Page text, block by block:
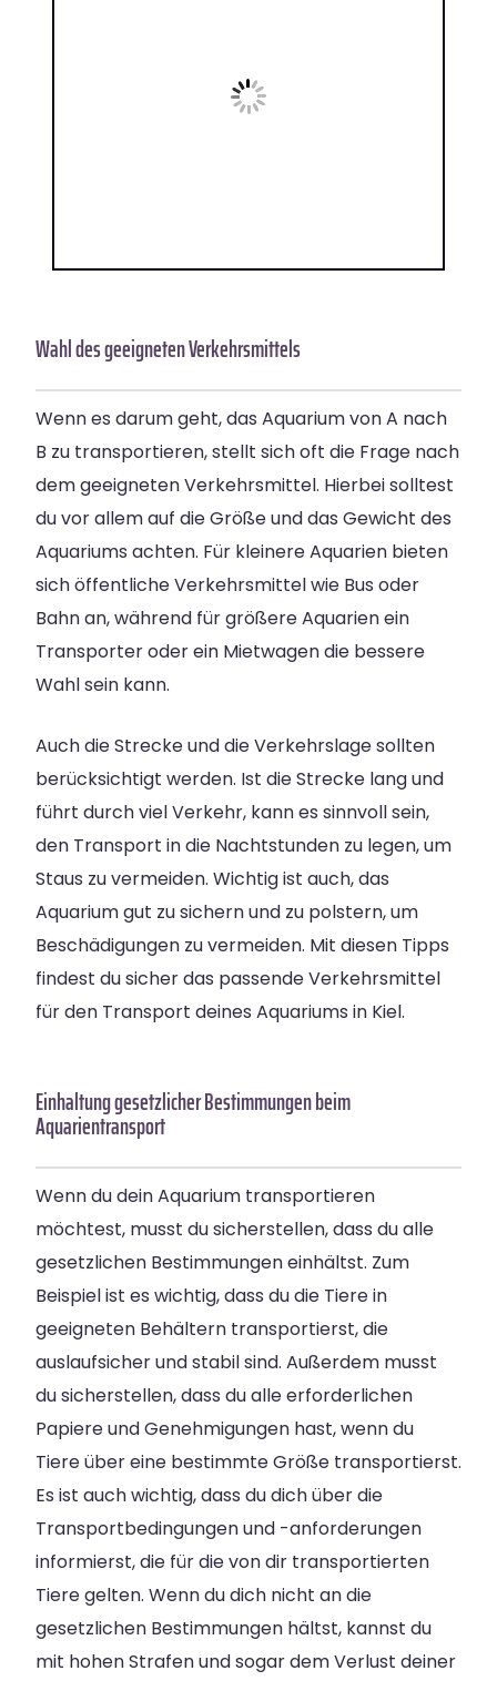
Wahl des geeigneten Verkehrsmittels
Wenn es darum geht, das Aquarium von A nach
B zu transportieren, stellt sich oft die Frage nach
dem geeigneten Verkehrsmittel. Hierbei solltest
du vor allem auf die Größe und das Gewicht des
Aquariums achten. Für kleinere Aquarien bieten
sich öffentliche Verkehrsmittel wie Bus oder
Bahn an, während für größere Aquarien ein
Transporter oder ein Mietwagen die bessere
Wahl sein kann.
Auch die Strecke und die Verkehrslage sollten
berücksichtigt werden. Ist die Strecke lang und
führt durch viel Verkehr, kann es sinnvoll sein,
den Transport in die Nachtstunden zu legen, um
Staus zu vermeiden. Wichtig ist auch, das
Aquarium gut zu sichern und zu polstern, um
Beschädigungen zu vermeiden. Mit diesen Tipps
findest du sicher das passende Verkehrsmittel
für den Transport deines Aquariums in Kiel.
Einhaltung gesetzlicher Bestimmungen beim
Aquarientransport
Wenn du dein Aquarium transportieren
möchtest, musst du sicherstellen, dass du alle
gesetzlichen Bestimmungen einhältst. Zum
Beispiel ist es wichtig, dass du die Tiere in
geeigneten Behältern transportierst, die
auslaufsicher und stabil sind. Außerdem musst
du sicherstellen, dass du alle erforderlichen
Papiere und Genehmigungen hast, wenn du
Tiere über eine bestimmte Größe transportierst.
Es ist auch wichtig, dass du dich über die
Transportbedingungen und -anforderungen
informierst, die für die von dir transportierten
Tiere gelten. Wenn du dich nicht an die
gesetzlichen Bestimmungen hältst, kannst du
mit hohen Strafen und sogar dem Verlust deiner